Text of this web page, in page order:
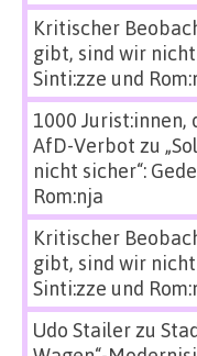
Kritischer
gibt, sind wir nicht
Sinti:zze und
1000 Jurist:innen,
AfD-Verbot zu
nicht sicher“:
Rom:nja
Kritischer
gibt, sind wir nicht
Sinti:zze und
Udo Stailerzu